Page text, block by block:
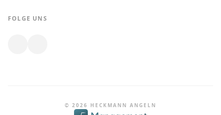
FOLGE UNS
© 2026 HECKMANN ANGELN